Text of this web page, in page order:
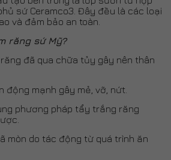
3D
sứ Ceramco3. Đây đều là các loại
và đảm bảo an toàn.
răng sứ Mỹ?
răng đã qua chữa tủy gây nên thân
động mạnh gây mẻ, vỡ, nứt.
phương pháp tẩy trắng răng
mòn do tác động từ quá trình ăn